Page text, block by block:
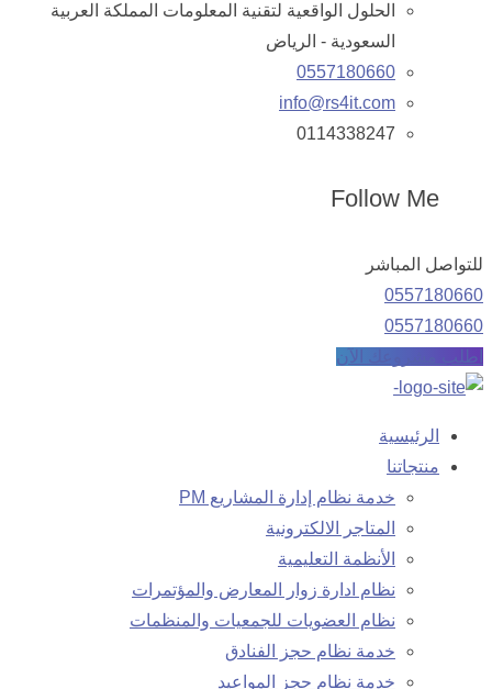
الحلول الواقعية لتقنية المعلومات المملكة العربية
السعودية - الرياض
0557180660
info@rs4it.com
0114338247
Follow Me
للتواصل المباشر
0557180660
0557180660
اطلب مشروعك الآن
الرئيسية
منتجاتنا
خدمة نظام إدارة المشاريع PM
المتاجر الالكترونية
الأنظمة التعليمية
نظام ادارة زوار المعارض والمؤتمرات
نظام العضويات للجمعيات والمنظمات
خدمة نظام حجز الفنادق
خدمة نظام حجز المواعيد